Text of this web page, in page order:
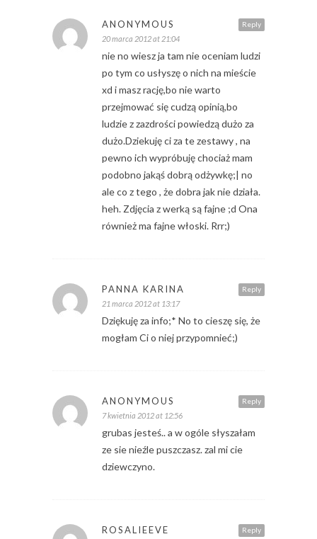
Reply
ANONYMOUS
20 marca 2012 at 21:04
nie no wiesz ja tam nie oceniam ludzi
po tym co usłyszę o nich na mieście
xd i masz rację,bo nie warto
przejmować się cudzą opinią,bo
ludzie z zazdrości powiedzą dużo za
dużo.Dziekuję ci za te zestawy , na
pewno ich wypróbuję chociaż mam
podobno jakąś dobrą odżywkę;| no
ale co z tego , że dobra jak nie działa.
heh. Zdjęcia z werką są fajne ;d Ona
również ma fajne włoski. Rrr;)
Reply
PANNA KARINA
21 marca 2012 at 13:17
Dziękuję za info;* No to cieszę się, że
mogłam Ci o niej przypomnieć;)
Reply
ANONYMOUS
7 kwietnia 2012 at 12:56
grubas jesteś.. a w ogóle słyszałam
ze sie nieźle puszczasz. zal mi cie
dziewczyno.
Reply
ROSALIEEVE